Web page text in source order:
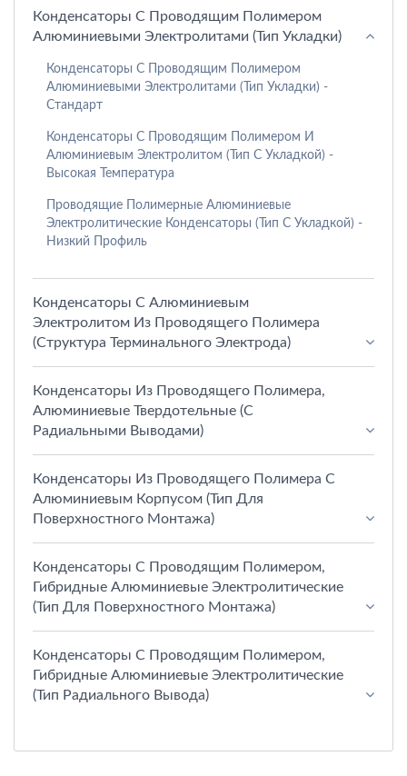
Конденсаторы С Проводящим Полимером
Алюминиевыми Электролитами (тип Укладки)
Конденсаторы С Проводящим Полимером
Алюминиевыми Электролитами (тип Укладки) -
Стандарт
Конденсаторы С Проводящим Полимером И
Алюминиевым Электролитом (тип С Укладкой) -
Высокая Температура
Проводящие Полимерные Алюминиевые
Электролитические Конденсаторы (тип С Укладкой) -
Низкий Профиль
Конденсаторы С Алюминиевым
Электролитом Из Проводящего Полимера
(структура Терминального Электрода)
Конденсаторы Из Проводящего Полимера,
Алюминиевые Твердотельные (с
Радиальными Выводами)
Конденсаторы Из Проводящего Полимера С
Алюминиевым Корпусом (тип Для
Поверхностного Монтажа)
Конденсаторы С Проводящим Полимером,
Гибридные Алюминиевые Электролитические
(тип Для Поверхностного Монтажа)
Конденсаторы С Проводящим Полимером,
Гибридные Алюминиевые Электролитические
(тип Радиального Вывода)